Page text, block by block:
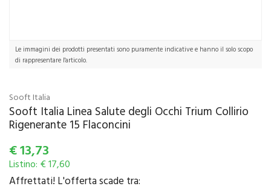
Le immagini dei prodotti presentati sono puramente indicative e hanno il solo scopo
di rappresentare l'articolo.
Sooft Italia
Sooft Italia Linea Salute degli Occhi Trium Collirio
Rigenerante 15 Flaconcini
€13,73
Listino: € 17,60
Affrettati! L'offerta scade tra: